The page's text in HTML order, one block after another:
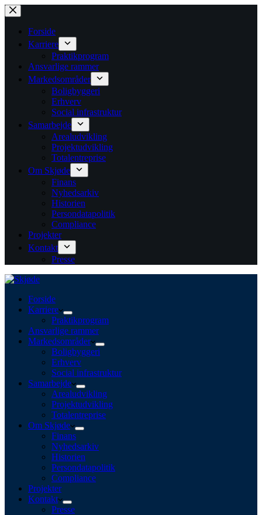
Fortsæt
til
indholdForside
Karriere
Praktikprogram
Ansvarlige rammer
Markedsområder
Boligbyggeri
Erhverv
Social infrastruktur
Samarbejde
Arealudvikling
Projektudvikling
Totalentreprise
Om Skjøde
Finans
Nyhedsarkiv
Historien
Persondatapolitik
Compliance
Projekter
Kontakt
Presse
Forside
Karriere
Praktikprogram
Ansvarlige rammer
Markedsområder
Boligbyggeri
Erhverv
Social infrastruktur
Samarbejde
Arealudvikling
Projektudvikling
Totalentreprise
Om Skjøde
Finans
Nyhedsarkiv
Historien
Persondatapolitik
Compliance
Projekter
Kontakt
Presse